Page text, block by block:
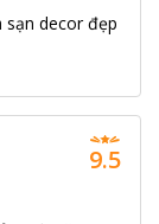
sạn decor đẹp
9.5